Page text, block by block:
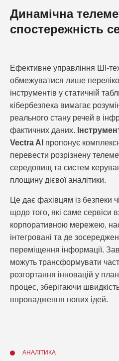
Динамічна
спостережність
Ефективне управління ШІ-
обмежуватися лише
інструментів у статичній
кібербезпека вимагає
реального стану речей в
фактичних даних.
Vectra AI пропонує
перевести розрізнену
середовищ та систем
площину дієвої аналітики.
Це дає фахівцям із безпеки
щодо того, які саме сервіси
корпоративною мережею,
інтегровані та де
переміщення інформації.
можуть трансформувати
розгортання інновацій у
процес, зберігаючи
впровадження нових ідей.
АНАЛІТИКА